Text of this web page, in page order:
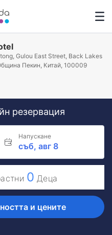
Gulou East Street, Back Lakes
Пекин, Китай, 100009
резервация
Напускане
съб, авг 8
0 Деца
и цените